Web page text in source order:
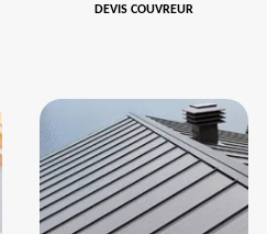
DEVIS COUVREUR